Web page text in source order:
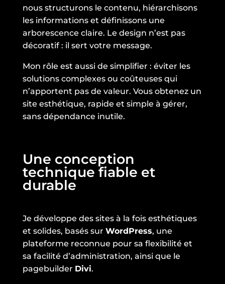
nous structurons le contenu, hiérarchisons
les informations et définissons une
arborescence claire. Le design n’est pas
décoratif : il sert votre message.
Mon rôle est aussi de simplifier : éviter les
solutions complexes ou coûteuses qui
n’apportent pas de valeur. Vous obtenez un
site esthétique, rapide et simple à gérer,
sans dépendance inutile.
Une conception
technique fiable et
durable
Je développe des sites à la fois esthétiques
et solides, basés sur WordPress, une
plateforme reconnue pour sa flexibilité et
sa facilité d’administration, ainsi que le
pagebuilder Divi.